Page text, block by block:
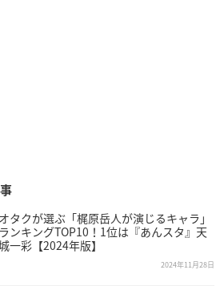
オタクが選ぶ「梶原岳人が演じるキャラ」
ランキングTOP10！1位は『あんスタ』天
一彩【2024年版】
2024年11月28日